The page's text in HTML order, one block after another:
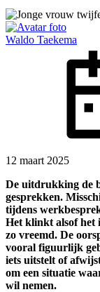
Waldo Taekema
12 maart 2025
De uitdrukking de
gesprekken.
tijdens
Het klinkt alsof het
zo vreemd. De
vooral figuurlijk
iets uitstelt of
om een situatie
wil nemen.